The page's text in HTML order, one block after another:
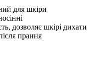
для шкіри
дозволяє шкірі дихати
прання